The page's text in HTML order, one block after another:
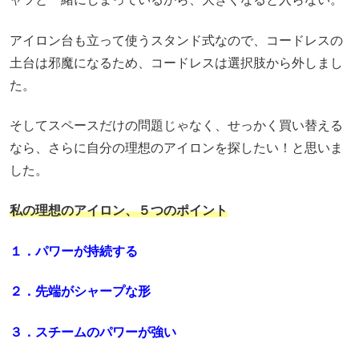
アイロン台も立って使うスタンド式なので、コードレスの
土台は邪魔になるため、コードレスは選択肢から外しまし
た。
そしてスペースだけの問題じゃなく、せっかく買い替える
なら、さらに自分の理想のアイロンを探したい！と思いま
した。
私の理想のアイロン、５つのポイント
１．パワーが持続する
２．先端がシャープな形
３．スチームのパワーが強い